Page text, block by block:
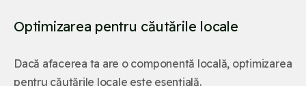
Optimizarea pentru căutările locale
Dacă afacerea ta are o componentă locală, optimizarea
pentru căutările locale este esențială.